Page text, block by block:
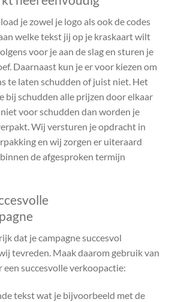
je zowel je logo als ook de codes
welke tekst jij op je kraskaart wilt
voor je aan de slag en sturen je
Daarnaast kun je er voor kiezen om
te laten schudden of juist niet. Het
bij schudden alle prijzen door elkaar
voor schudden dan worden je
Wij versturen je opdracht in
en wij zorgen er uiteraard
de afgesproken termijn
dat je campagne succesvol
tevreden. Maak daarom gebruik van
succesvolle verkoopactie:
tekst wat je bijvoorbeeld met de